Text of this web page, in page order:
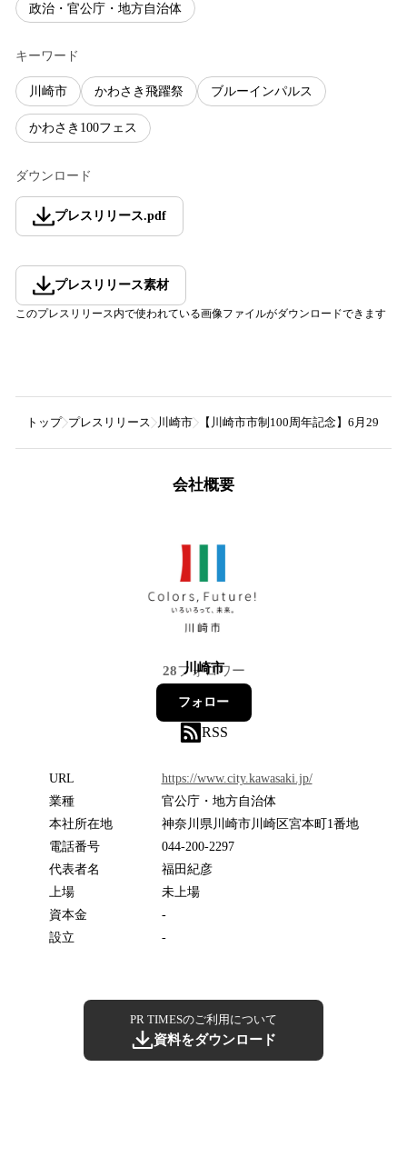
政治・官公庁・地方自治体
キーワード
川崎市 かわさき飛躍祭 ブルーインパルス
かわさき100フェス
ダウンロード
プレスリリース.pdf
プレスリリース素材
このプレスリリース内で使われている画像ファイルがダウンロードできます
トップ プレスリリース 川崎市 【川崎市市制100周年記念】6月29日
会社概要
川崎市
28フォロワー
フォロー
RSS
URL
https://www.city.kawasaki.jp/
業種
官公庁・地方自治体
本社所在地
神奈川県川崎市川崎区宮本町1番地
電話番号
044-200-2297
代表者名
福田紀彦
上場
未上場
資本金
-
設立
-
PR TIMESのご利用について
資料をダウンロード